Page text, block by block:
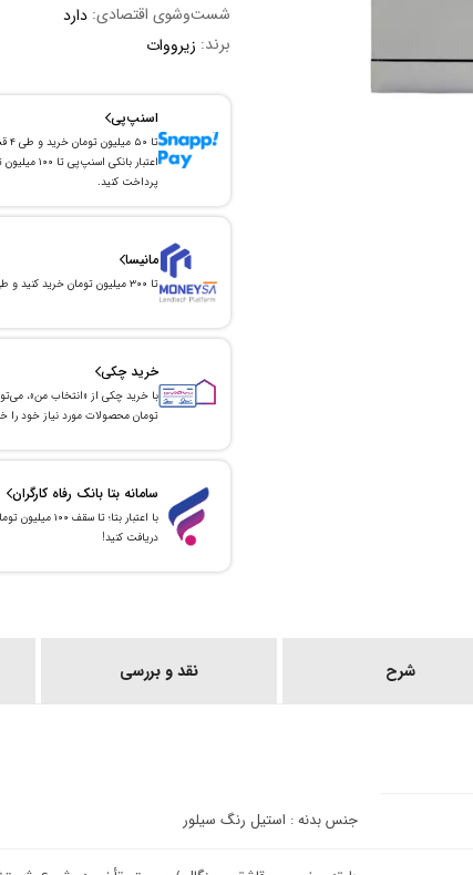
شست‌وشوی اقتصادی: دارد
برند: زیرووات
اسنپ‌پی
پرداخت کنید.
مانیسا
تا ۳۰۰ میلیون تومان خرید کنید و طی ۱۸ قسط پرداخت کنید.
خرید چکی
تومان محصولات مورد نیاز خود را
سامانه بتا بانک رفاه کارگران
با اعتبار بتا؛ تا
دریافت کنید!
شرح نقد و بررسی
جنس بدنه : استیل رنگ سیلور